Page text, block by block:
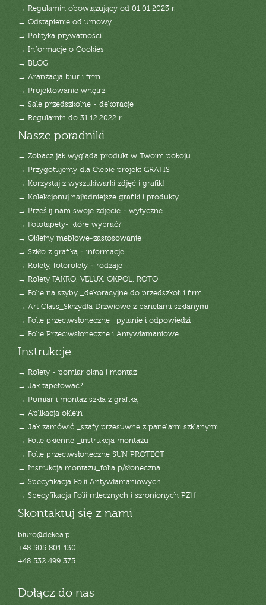
→ Regulamin obowiązujący od 01.01.2023 r.
→ Odstąpienie od umowy
→ Polityka prywatności
→ Informacje o Cookies
→ BLOG
→ Aranżacja biur i firm
→ Projektowanie wnętrz
→ Sale przedszkolne - dekoracje
→ Regulamin do 31.12.2022 r.
Nasze poradniki
→ Zobacz jak wygląda produkt w Twoim pokoju
→ Przygotujemy dla Ciebie projekt GRATIS
→ Korzystaj z wyszukiwarki zdjęć i grafik!
→ Kolekcjonuj najładniejsze grafiki i produkty
→ Prześlij nam swoje zdjęcie - wytyczne
→ Fototapety- które wybrać?
→ Okleiny meblowe-zastosowanie
→ Szkło z grafiką - informacje
→ Rolety, fotorolety - rodzaje
→ Rolety FAKRO, VELUX, OKPOL, ROTO
→ Folie na szyby _dekoracyjne do przedszkoli i firm
→ Art Glass_Skrzydła Drzwiowe z panelami szklanymi
→ Folie przeciwsłoneczne_ pytanie i odpowiedzi
→ Folie Przeciwsłoneczne i Antywłamaniowe
Instrukcje
→ Rolety - pomiar okna i montaż
→ Jak tapetować?
→ Pomiar i montaż szkła z grafiką
→ Aplikacja oklein
→ Jak zamówić _szafy przesuwne z panelami szklanymi
→ Folie okienne _instrukcja montażu
→ Folie przeciwsłoneczne SUN PROTECT
→ Instrukcja montażu_folia p/słoneczna
→ Specyfikacja Folii Antywłamaniowych
→ Specyfikacja Folii mlecznych i szronionych PZH
Skontaktuj się z nami
biuro@dekea.pl
+48 505 801 130
+48 532 499 375
Dołącz do nas